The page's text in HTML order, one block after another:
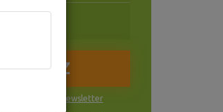
newsletter